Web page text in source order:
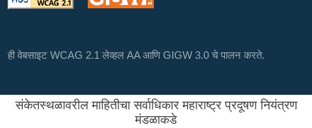
ही वेबसाइट WCAG 2.1 लेव्हल AA आणि GIGW 3.0 चे पालन करते.
संकेतस्थळावरील माहितीचा सर्वाधिकार महाराष्ट्र प्रदूषण नियंत्रण
मंडळाकडे